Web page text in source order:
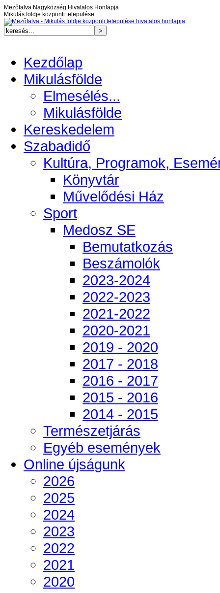
Mezőfalva Nagyközség Hivatalos Honlapja
Mikulás földje központi települése
Kezdőlap
Mikulásfölde
Elmesélés...
Mikulásfölde
Kereskedelem
Szabadidő
Kultúra, Programok,
Könyvtár
Művelődési Ház
Sport
Medosz SE
Bemutatkozás
Beszámolók
2023-2024
2022-2023
2021-2022
2020-2021
2019 - 2020
2017 - 2018
2016 - 2017
2015 - 2016
2014 - 2015
Természetjárás
Egyéb események
Online újságunk
2026
2025
2024
2023
2022
2021
2020